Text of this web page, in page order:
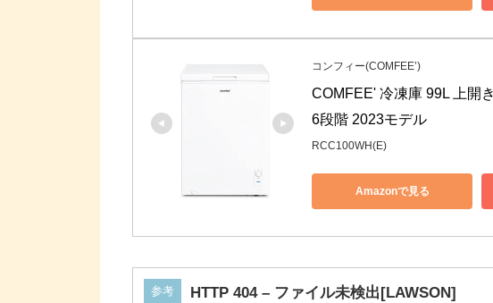
コンフィー(COMFEE’)
COMFEE' 冷凍庫 99L 上開
6段階 2023モデル
RCC100WH(E)
Amazonで見る
参考 HTTP 404 – ファイル未検出[LAWSON]